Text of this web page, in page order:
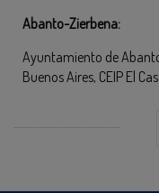
Abanto-Zierbena:
Ayuntamiento de
Buenos Aires, CEIP El